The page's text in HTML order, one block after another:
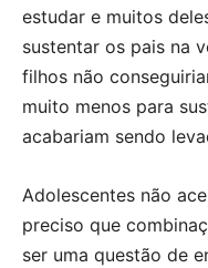
estudar e muitos
sustentar os pais na
filhos não
muito menos para
acabariam sendo
Adolescentes não
preciso que
ser uma questão de